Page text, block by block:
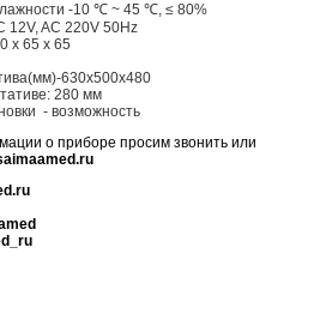
-10 ℃ ~ 45 ℃, ≤ 80%
12V, AC 220V 50Hz
х 65 х 65
630х500х480
280 мм
- возможность
о приборе просим звонить или